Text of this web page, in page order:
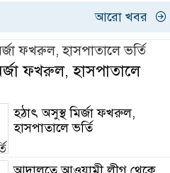
ডেঙ্গুতে
দেখলো
তাজা
১১৪ জনের
পরও
হামের
জনবল ও
জন্মহার
তাজা
আরো খবর
ফখরুল, হাসপাতালে
হঠাৎ অসুস্থ মির্জা ফখরুল,
হাসপাতালে ভর্তি